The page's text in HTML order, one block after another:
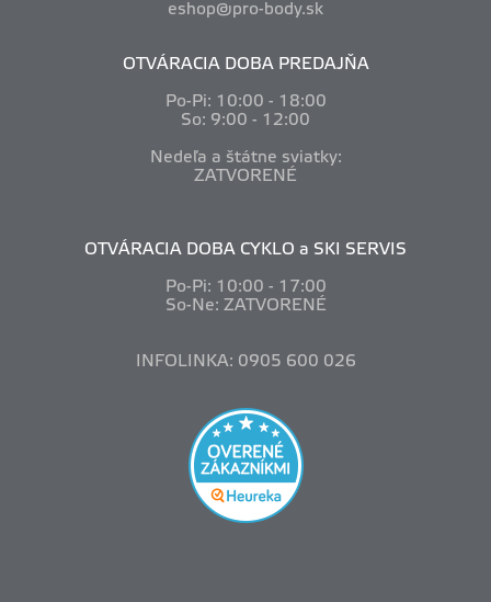
eshop@pro-body.sk
OTVÁRACIA DOBA PREDAJŇA
Po-Pi: 10:00 - 18:00
So: 9:00 - 12:00
Nedeľa a štátne sviatky:
ZATVORENÉ
OTVÁRACIA DOBA CYKLO a SKI SERVIS
Po-Pi: 10:00 - 17:00
So-Ne: ZATVORENÉ
INFOLINKA: 0905 600 026